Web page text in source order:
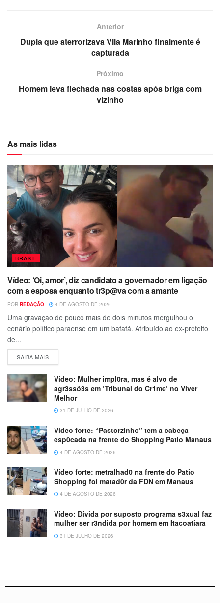
Anterior
Dupla que aterrorizava Vila Marinho finalmente é
capturada
Próximo
Homem leva flechada nas costas após briga com
vizinho
As mais lidas
BRASIL
Vídeo: ‘Oi, amor’, diz candidato a governador em ligação
com a esposa enquanto tr3p@va com a amante
POR REDAÇÃO 4 DE AGOSTO DE 2026
Uma gravação de pouco mais de dois minutos mergulhou o
cenário político paraense em um bafafá. Atribuído ao ex-prefeito
de...
SAIBA MAIS
Vídeo: Mulher impl0ra, mas é alvo de
agr3ssõ3s em ‘Tribunal do Cr1me’ no Viver
Melhor
31 DE JULHO DE 2026
Vídeo forte: “Pastorzinho” tem a cabeça
esp0cada na frente do Shopping Patio Manaus
4 DE AGOSTO DE 2026
Vídeo forte: metralhad0 na frente do Patio
Shopping foi matad0r da FDN em Manaus
4 DE AGOSTO DE 2026
Vídeo: Dívida por suposto programa s3xual faz
mulher ser r3ndida por homem em Itacoatiara
31 DE JULHO DE 2026